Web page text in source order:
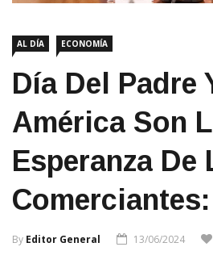
Día Del Padre
América Son La
Esperanza De
Comerciantes: